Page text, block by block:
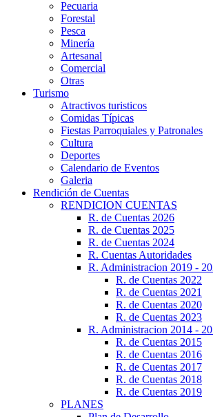
Pecuaria
Forestal
Pesca
Minería
Artesanal
Comercial
Otras
Turismo
Atractivos turisticos
Comidas Típicas
Fiestas Parroquiales y Patronales
Cultura
Deportes
Calendario de Eventos
Galeria
Rendición de Cuentas
RENDICION CUENTAS
R. de Cuentas 2026
R. de Cuentas 2025
R. de Cuentas 2024
R. Cuentas Autoridades
R. Administracion 2019 -
R. de Cuentas 2022
R. de Cuentas 2021
R. de Cuentas 2020
R. de Cuentas 2023
R. Administracion 2014 -
R. de Cuentas 2015
R. de Cuentas 2016
R. de Cuentas 2017
R. de Cuentas 2018
R. de Cuentas 2019
PLANES